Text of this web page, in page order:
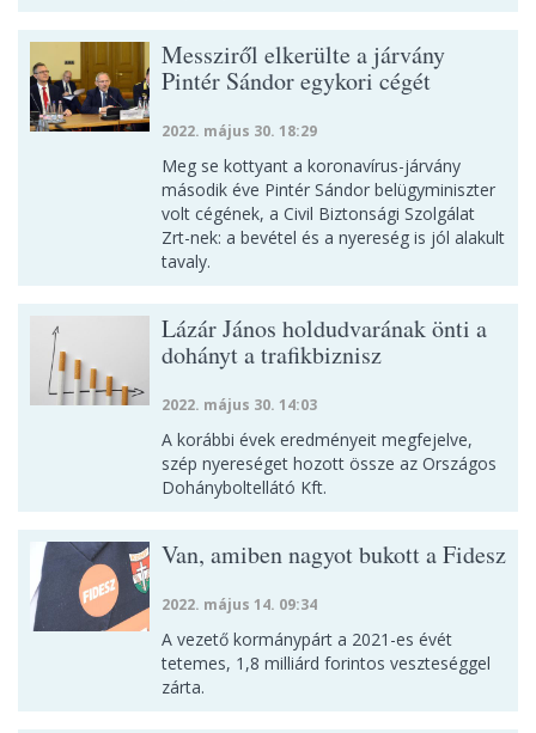
Messziről elkerülte a járvány
Pintér Sándor egykori cégét
2022. május 30. 18:29
Meg se kottyant a koronavírus-járvány
második éve Pintér Sándor belügyminiszter
volt cégének, a Civil Biztonsági Szolgálat
Zrt-nek: a bevétel és a nyereség is jól alakult
tavaly.
Lázár János holdudvarának önti a
dohányt a trafikbiznisz
2022. május 30. 14:03
A korábbi évek eredményeit megfejelve,
szép nyereséget hozott össze az Országos
Dohányboltellátó Kft.
Van, amiben nagyot bukott a Fidesz
2022. május 14. 09:34
A vezető kormánypárt a 2021-es évét
tetemes, 1,8 milliárd forintos veszteséggel
zárta.